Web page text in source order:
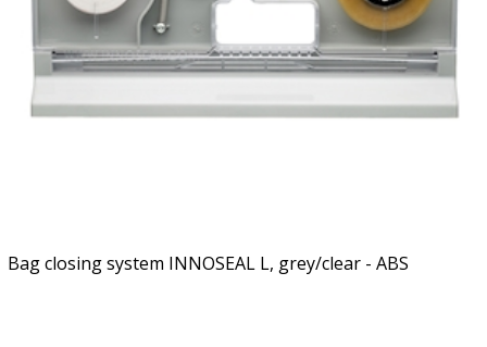
Bag closing system INNOSEAL L, grey/clear - ABS